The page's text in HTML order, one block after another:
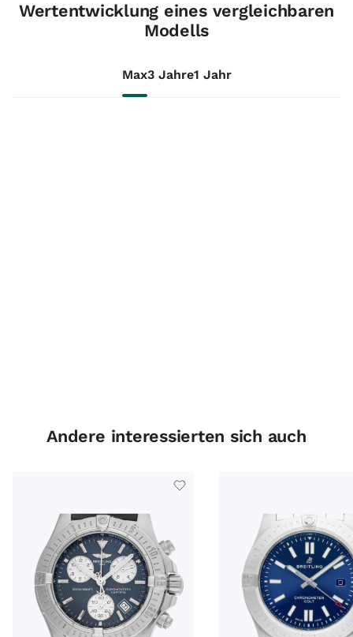
Wertentwicklung eines vergleichbaren
Modells
Max3 Jahre1 Jahr
Andere interessierten sich auch